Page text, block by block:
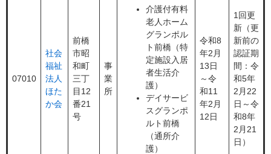
07010
社会
福祉
法人
ほた
か会
前橋
市昭
和町
三丁
目12
番21
号
事
業
所
介護付有料
老人ホーム
グランポル
ト前橋（特
定施設入居
者生活介
護）
デイサービ
スグランポ
ルト前橋
（通所介
護）
令和8
年2月
13日
～令
和11
年2月
12日
1回更
新（更
新前の
認証期
間：令
和5年
2月22
日～令
和8年
2月21
日）